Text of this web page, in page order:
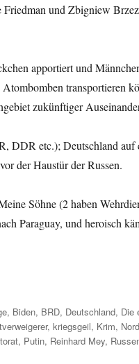
und Zbigniew
apportiert und
transportieren
zukünftiger
DDR etc.); Deutschland
der Haustür der Russen.
Söhne (2 haben
Paraguay, und heroisch
, Biden, BRD, Deutschland, Die
,kriegsgeil, Krim,
, Putin, Reinhard Mey,